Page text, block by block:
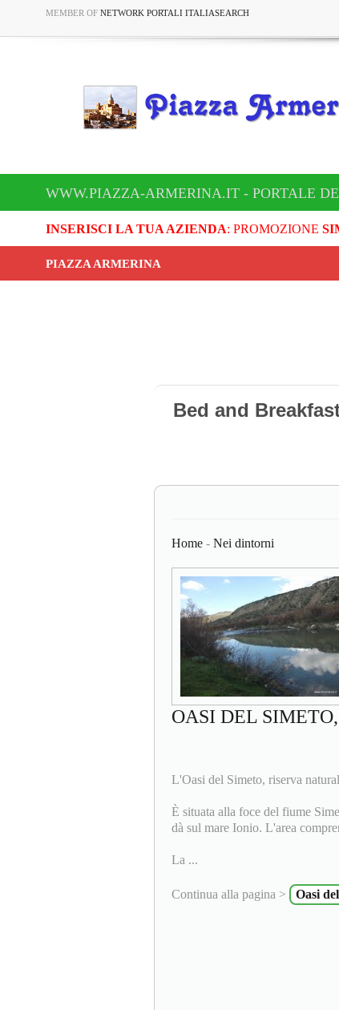
MEMBER OF NETWORK PORTALI ITALIASEARCH
WWW.PIAZZA-ARMERINA.IT - PORTALE
INSERISCI LA TUA AZIENDA: PROMOZIONE
PIAZZA ARMERINA
Bed and
Home - Nei dintorni
OASI DEL
L'Oasi del Simeto, riserva
È situata alla foce del fiume
dà sul mare Ionio. L'area
La ...
Continua alla pagina > Oasi